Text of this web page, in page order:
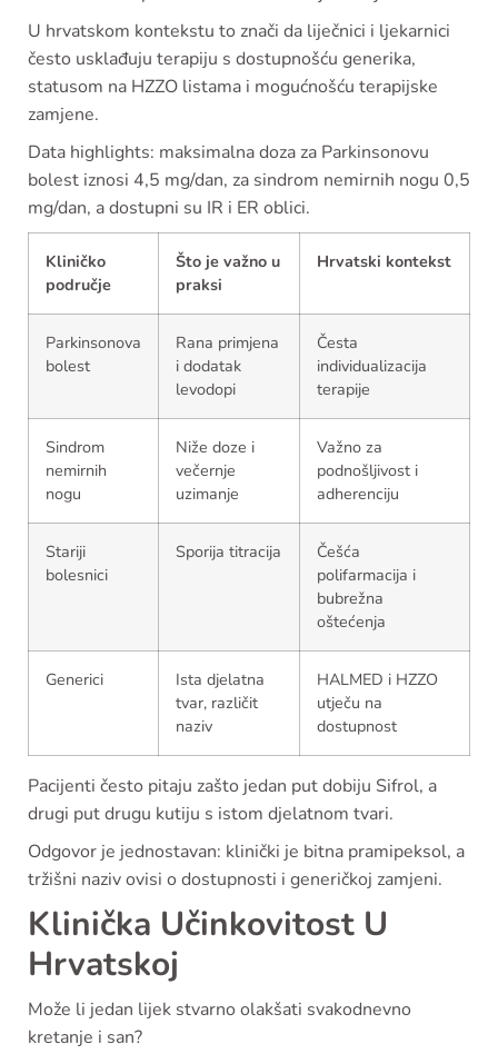
U hrvatskom kontekstu to znači da liječnici i ljekarnici
često usklađuju terapiju s dostupnošću generika,
statusom na HZZO listama i mogućnošću terapijske
zamjene.
Data highlights: maksimalna doza za Parkinsonovu
bolest iznosi 4,5 mg/dan, za sindrom nemirnih nogu 0,5
mg/dan, a dostupni su IR i ER oblici.
Kliničko
područje
Što je važno u
praksi
Hrvatski kontekst
Parkinsonova
bolest
Rana primjena
i dodatak
levodopi
Česta
individualizacija
terapije
Sindrom
nemirnih
nogu
Niže doze i
večernje
uzimanje
Važno za
podnošljivost i
adherenciju
Stariji
bolesnici
Sporija titracija
Češća
polifarmacija i
bubrežna
oštećenja
Generici
Ista djelatna
tvar, različit
naziv
HALMED i HZZO
utječu na
dostupnost
Pacijenti često pitaju zašto jedan put dobiju Sifrol, a
drugi put drugu kutiju s istom djelatnom tvari.
Odgovor je jednostavan: klinički je bitna pramipeksol, a
tržišni naziv ovisi o dostupnosti i generičkoj zamjeni.
Klinička Učinkovitost U
Hrvatskoj
Može li jedan lijek stvarno olakšati svakodnevno
kretanje i san?